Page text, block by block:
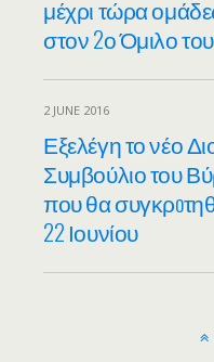
μέχρι τώρα
στον 2ο Όμιλο
2 JUNE 2016
Εξελέγη το νέο
Συμβούλιο του
που θα
22 Ιουνίου